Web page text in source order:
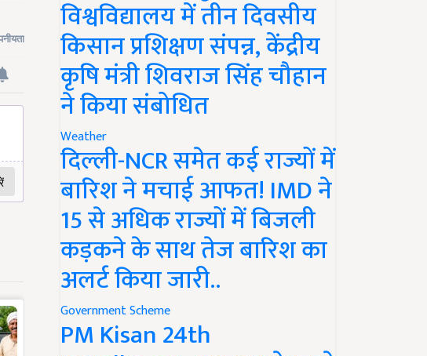
विश्वविद्यालय में तीन दिवसीय
किसान प्रशिक्षण संपन्न, केंद्रीय
कृषि मंत्री शिवराज सिंह चौहान
ने किया संबोधित
Weather
दिल्ली-NCR समेत कई राज्यों में
बारिश ने मचाई आफत! IMD ने
15 से अधिक राज्यों में बिजली
कड़कने के साथ तेज बारिश का
अलर्ट किया जारी..
Government Scheme
PM Kisan 24th